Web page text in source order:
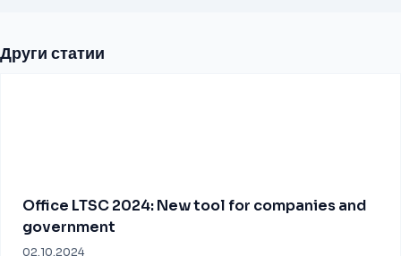
Други статии
Office LTSC 2024: New tool for companies and
government
02.10.2024